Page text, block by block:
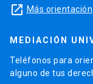
launch Más orientación
MEDIACIÓN
Teléfonos para
alguno de tus